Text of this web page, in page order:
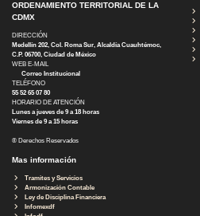
ORDENAMIENTO TERRITORIAL DE LA
CDMX
DIRECCIÓN
Medellín 202, Col. Roma Sur, Alcaldía Cuauhtémoc,
C.P. 06700, Ciudad de México
WEB E-MAIL
Correo Institucional
TELÉFONO
55 52 65 07 80
HORARIO DE ATENCIÓN
Lunes a jueves de 9 a 18 horas
Viernes de 9 a 15 horas
® Derechos Reservados
Mas información
Tramites y Servicios
Armonización Contable
Ley de Disciplina Financiera
Infomexdf